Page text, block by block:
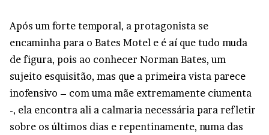
Após um forte temporal, a protagonista se
encaminha para o Bates Motel e é aí que tudo muda
de figura, pois ao conhecer Norman Bates, um
sujeito esquisitão, mas que a primeira vista parece
inofensivo – com uma mãe extremamente ciumenta
-, ela encontra ali a calmaria necessária para refletir
sobre os últimos dias e repentinamente, numa das